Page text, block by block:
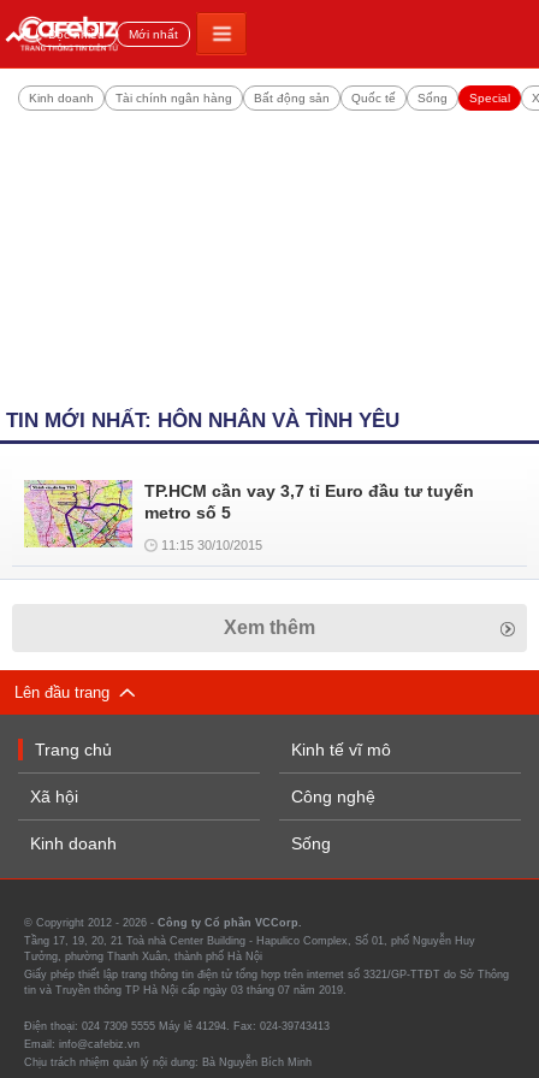
Đọc nhiều Mới nhất
Kinh doanh Tài chính ngân hàng Bất động sản Quốc tế Sống Special
TIN MỚI NHẤT: HÔN NHÂN VÀ TÌNH YÊU
TP.HCM cần vay 3,7 tỉ Euro đầu tư tuyến
metro số 5
11:15 30/10/2015
Xem thêm
Lên đầu trang
Trang chủ
Xã hội
Kinh doanh
Kinh tế vĩ mô
Công nghệ
Sống
© Copyright 2012 - 2026 - Công ty Cổ phần VCCorp.
Tầng 17, 19, 20, 21 Toà nhà Center Building - Hapulico Complex, Số 01, phố Nguyễn Huy
Tưởng, phường Thanh Xuân, thành phố Hà Nội
Giấy phép thiết lập trang thông tin điện tử tổng hợp trên internet số 3321/GP-TTĐT do Sở Thông
tin và Truyền thông TP Hà Nội cấp ngày 03 tháng 07 năm 2019.
Điện thoại: 024 7309 5555 Máy lẻ 41294. Fax: 024-39743413
Email: info@cafebiz.vn
Chịu trách nhiệm quản lý nội dung: Bà Nguyễn Bích Minh